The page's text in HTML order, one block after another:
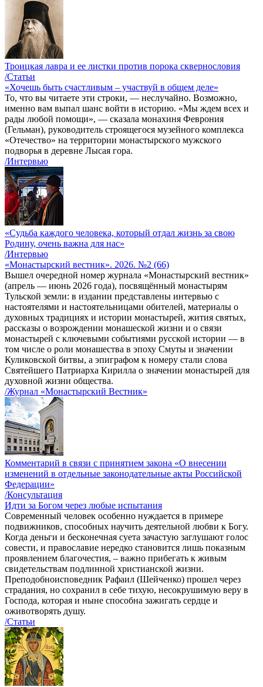
Троицкая лавра и ее листки против порока сквернословия
/Статьи
«Хочешь быть счастливым – участвуй в общем деле»
То, что вы читаете эти строки, — неслучайно. Возможно,
именно вам выпал шанс войти в историю. «Мы ждем всех и
рады любой помощи», — сказала монахиня Феврония
(Гельман), руководитель строящегося музейного комплекса
«Отечество» на территории монастырского мужского
подворья в деревне Лысая гора.
/Интервью
«Судьба каждого человека, который отдал жизнь за свою
Родину, очень важна для нас»
/Интервью
«Монастырский вестник». 2026. №2 (66)
Вышел очередной номер журнала «Монастырский вестник»
(апрель — июнь 2026 года), посвящённый монастырям
Тульской земли: в издании представлены интервью с
настоятелями и настоятельницами обителей, материалы о
духовных традициях и истории монастырей, жития святых,
рассказы о возрождении монашеской жизни и о связи
монастырей с ключевыми событиями русской истории — в
том числе о роли монашества в эпоху Смуты и значении
Куликовской битвы, а эпиграфом к номеру стали слова
Святейшего Патриарха Кирилла о значении монастырей для
духовной жизни общества.
/Журнал «Монастырский Вестник»
Комментарий в связи с принятием закона «О внесении
изменений в отдельные законодательные акты Российской
Федерации»
/Консультация
Идти за Богом через любые испытания
Современный человек особенно нуждается в примере
подвижников, способных научить деятельной любви к Богу.
Когда деньги и бесконечная суета зачастую заглушают голос
совести, и православие нередко становится лишь показным
проявлением благочестия, – важно прибегать к живым
свидетельствам подлинной христианской жизни.
Преподобноисповедник Рафаил (Шейченко) прошел через
страдания, но сохранил в себе тихую, несокрушимую веру в
Господа, которая и ныне способна зажигать сердце и
оживотворять душу.
/Статьи